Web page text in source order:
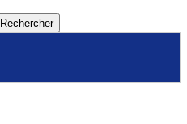
Rechercher